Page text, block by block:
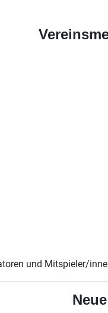
und Mitspieler/